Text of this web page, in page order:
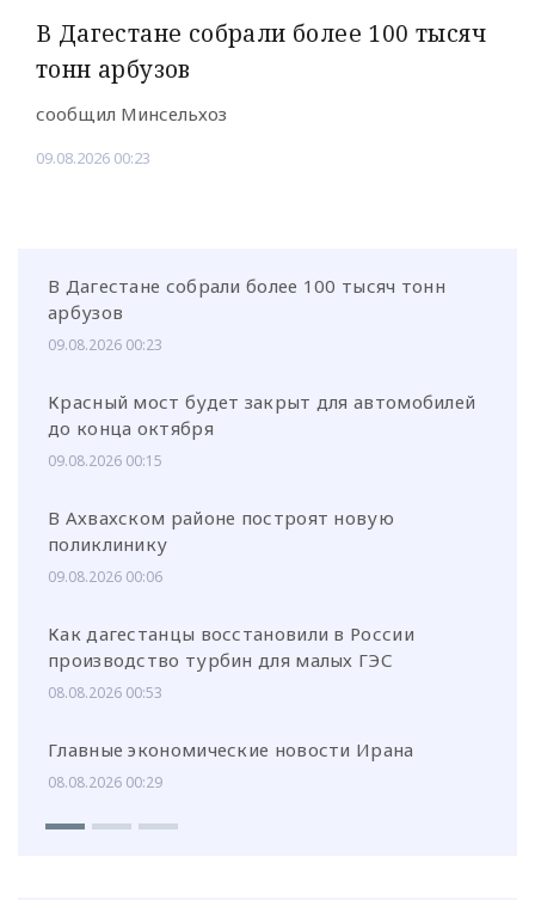
В Дагестане собрали более 100 тысяч
тонн арбузов
сообщил Минсельхоз
09.08.2026 00:23
В Дагестане собрали более 100 тысяч тонн
арбузов
09.08.2026 00:23
Красный мост будет закрыт для автомобилей
до конца октября
09.08.2026 00:15
В Ахвахском районе построят новую
поликлинику
09.08.2026 00:06
Как дагестанцы восстановили в России
производство турбин для малых ГЭС
08.08.2026 00:53
Главные экономические новости Ирана
08.08.2026 00:29